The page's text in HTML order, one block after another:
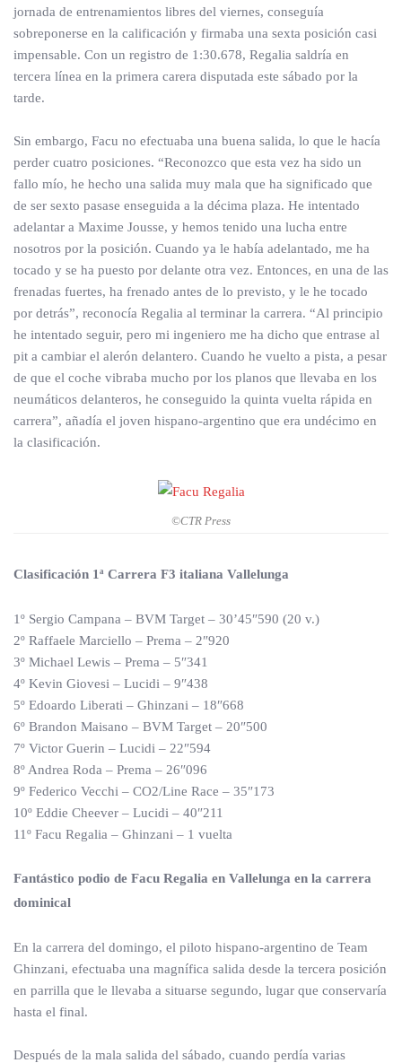
jornada de entrenamientos libres del viernes, conseguía
sobreponerse en la calificación y firmaba una sexta posición casi
impensable. Con un registro de 1:30.678, Regalia saldría en
tercera línea en la primera carera disputada este sábado por la
tarde.
Sin embargo, Facu no efectuaba una buena salida, lo que le hacía
perder cuatro posiciones. “Reconozco que esta vez ha sido un
fallo mío, he hecho una salida muy mala que ha significado que
de ser sexto pasase enseguida a la décima plaza. He intentado
adelantar a Maxime Jousse, y hemos tenido una lucha entre
nosotros por la posición. Cuando ya le había adelantado, me ha
tocado y se ha puesto por delante otra vez. Entonces, en una de las
frenadas fuertes, ha frenado antes de lo previsto, y le he tocado
por detrás”, reconocía Regalia al terminar la carrera. “Al principio
he intentado seguir, pero mi ingeniero me ha dicho que entrase al
pit a cambiar el alerón delantero. Cuando he vuelto a pista, a pesar
de que el coche vibraba mucho por los planos que llevaba en los
neumáticos delanteros, he conseguido la quinta vuelta rápida en
carrera”, añadía el joven hispano-argentino que era undécimo en
la clasificación.
©CTR Press
Clasificación 1ª Carrera F3 italiana Vallelunga
1º Sergio Campana – BVM Target – 30’45″590 (20 v.)
2º Raffaele Marciello – Prema – 2″920
3º Michael Lewis – Prema – 5″341
4º Kevin Giovesi – Lucidi – 9″438
5º Edoardo Liberati – Ghinzani – 18″668
6º Brandon Maisano – BVM Target – 20″500
7º Victor Guerin – Lucidi – 22″594
8º Andrea Roda – Prema – 26″096
9º Federico Vecchi – CO2/Line Race – 35″173
10º Eddie Cheever – Lucidi – 40″211
11º Facu Regalia – Ghinzani – 1 vuelta
Fantástico podio de Facu Regalia en Vallelunga en la carrera
dominical
En la carrera del domingo, el piloto hispano-argentino de Team
Ghinzani, efectuaba una magnífica salida desde la tercera posición
en parrilla que le llevaba a situarse segundo, lugar que conservaría
hasta el final.
Después de la mala salida del sábado, cuando perdía varias